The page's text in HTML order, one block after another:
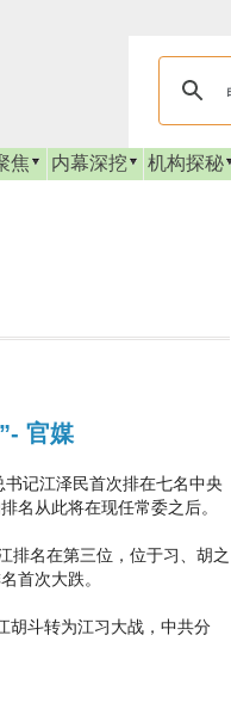
焦 内幕深挖 机构探秘
官媒
记江泽民首次排在七名中央
名从此将在现任常委之后。
排名在第三位，位于习、胡之
首次大跌。
胡斗转为江习大战，中共分